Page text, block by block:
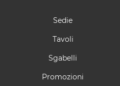
Sedie
Tavoli
Sgabelli
Promozioni